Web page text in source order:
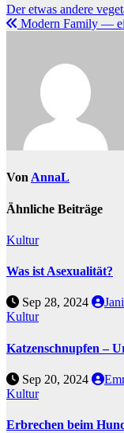
Der etwas andere
Modern Family —
Von AnnaL
Ähnliche Beiträge
Kultur
Was ist Asexualität?
Sep 28, 2024
Kultur
Katzenschnupfen –
Sep 20, 2024
Kultur
Erbrechen beim